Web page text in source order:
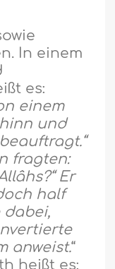
In einem
ßt es:
einem
und
fragten:
Er
half
dabei,
anweist.“
heißt es: